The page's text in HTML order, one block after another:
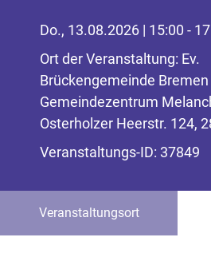
Do., 13.08.2026 | 15:00 -
Ort der Veranstaltung: Ev.
Brückengemeinde Bremen
Gemeindezentrum
Osterholzer Heerstr. 124,
Veranstaltungs-ID: 37849
Veranstaltungsort